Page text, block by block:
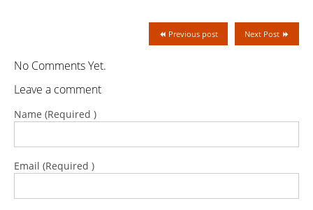
Next Post
Previous post
No Comments Yet.
Leave a comment
Name (Required )
Email (Required )